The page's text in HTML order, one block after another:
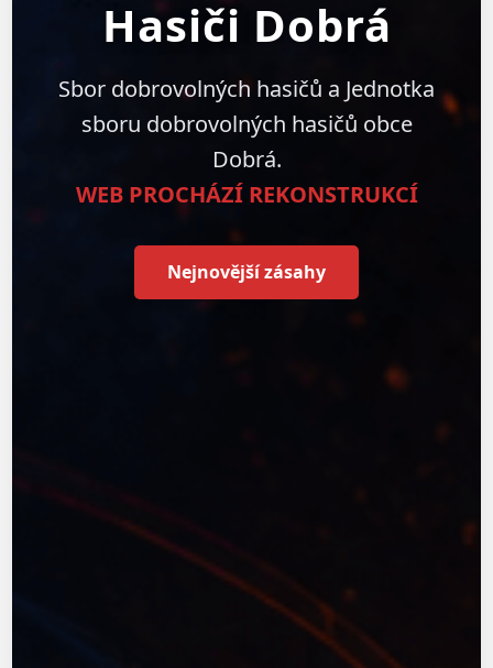
Hasiči Dobrá
Sbor dobrovolných hasičů a Jednotka
sboru dobrovolných hasičů obce
Dobrá.
WEB PROCHÁZÍ REKONSTRUKCÍ
Nejnovější zásahy